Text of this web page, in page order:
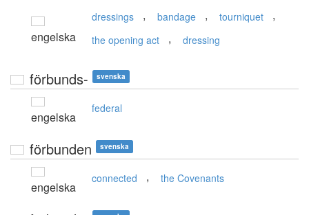
engelska
dressings , bandage , tourniquet ,
the opening act , dressing
förbunds- svenska
engelska
federal
förbunden svenska
engelska
connected , the Covenants